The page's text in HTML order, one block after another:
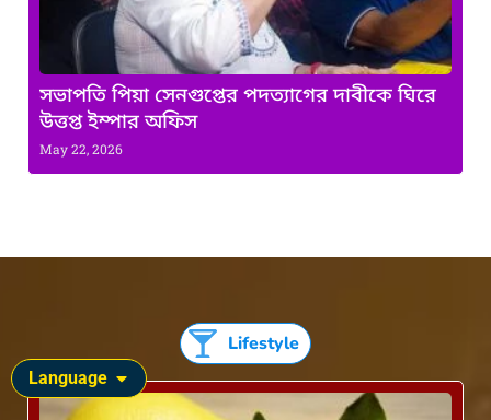
সভাপতি পিয়া সেনগুপ্তের পদত্যাগের দাবীকে ঘিরে
উত্তপ্ত ইম্পার অফিস
May 22, 2026
Lifestyle
Language